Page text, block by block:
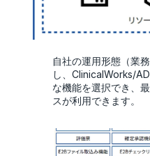
自社の運用形態（業
し、ClinicalWorks/
な機能を選択でき、
スが利用できます。